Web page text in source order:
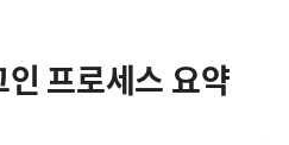
프로세스 요약